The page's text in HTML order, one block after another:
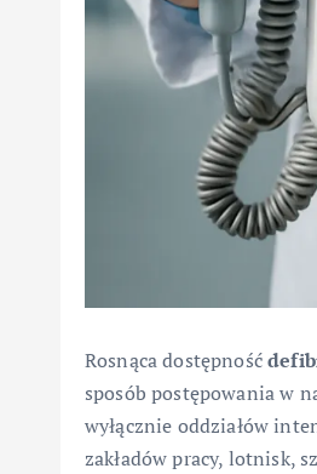
Rosnąca dostępność
sposób postępowania w
wyłącznie oddziałów
zakładów pracy, lotnisk,